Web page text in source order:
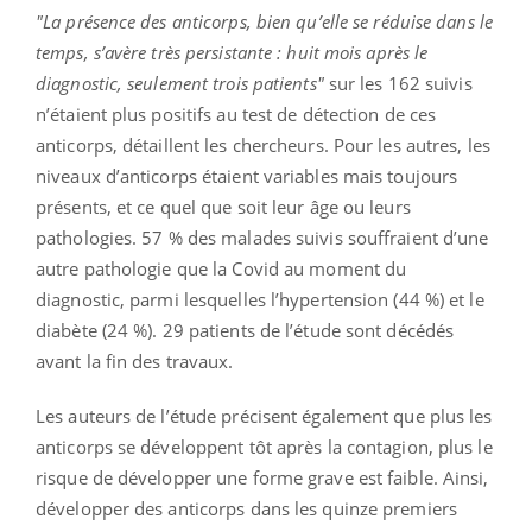
"La présence des anticorps, bien qu’elle se réduise dans le
temps, s’avère très persistante : huit mois après le
diagnostic, seulement trois patients"sur les 162 suivis
n’étaient plus positifs au test de détection de ces
anticorps, détaillent les chercheurs. Pour les autres, les
niveaux d’anticorps étaient variables mais toujours
présents, et ce quel que soit leur âge ou leurs
pathologies. 57 % des malades suivis souffraient d’une
autre pathologie que la Covid au moment du
diagnostic, parmi lesquelles l’hypertension (44 %) et le
diabète (24 %). 29 patients de l’étude sont décédés
avant la fin des travaux.
Les auteurs de l’étude précisent également que plus les
anticorps se développent tôt après la contagion, plus le
risque de développer une forme grave est faible. Ainsi,
développer des anticorps dans les quinze premiers